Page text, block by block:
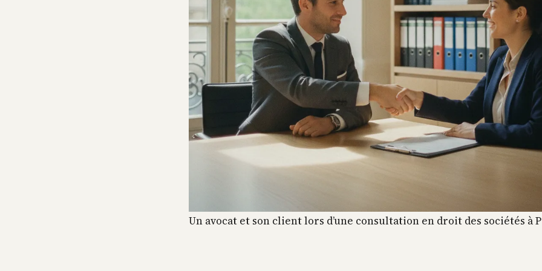
Un avocat et son client lors d’une consultation en droit des sociétés à